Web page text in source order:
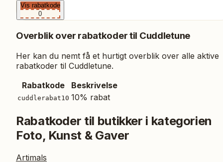
Vis rabatkode
0
Overblik over rabatkoder til Cuddletune
Her kan du nemt få et hurtigt overblik over alle aktive
rabatkoder til Cuddletune.
Rabatkode
Beskrivelse
cuddlerabat10 10% rabat
Rabatkoder til butikker i kategorien
Foto, Kunst & Gaver
Artimals